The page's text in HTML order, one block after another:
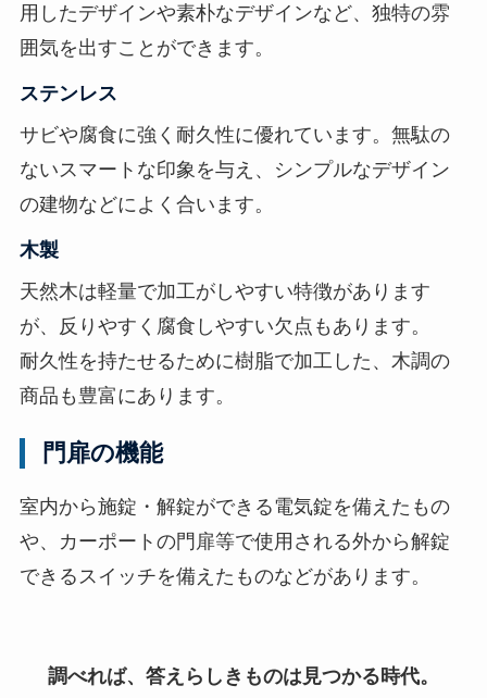
用したデザインや素朴なデザインなど、独特の雰
囲気を出すことができます。
ステンレス
サビや腐食に強く耐久性に優れています。無駄の
ないスマートな印象を与え、シンプルなデザイン
の建物などによく合います。
木製
天然木は軽量で加工がしやすい特徴があります
が、反りやすく腐食しやすい欠点もあります。
耐久性を持たせるために樹脂で加工した、木調の
商品も豊富にあります。
門扉の機能
室内から施錠・解錠ができる電気錠を備えたもの
や、カーポートの門扉等で使用される外から解錠
できるスイッチを備えたものなどがあります。
調べれば、答えらしきものは見つかる時代。